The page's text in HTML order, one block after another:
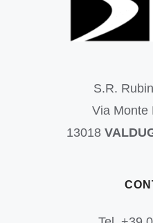
S.R.
Via Monte
13018